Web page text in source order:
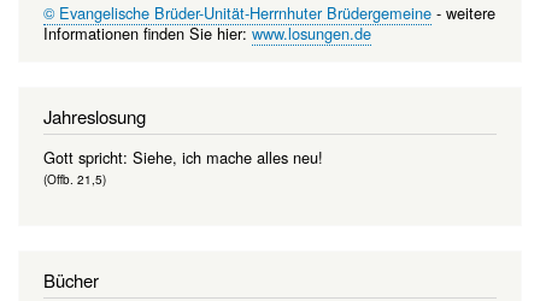
© Evangelische Brüder-Unität-Herrnhuter Brüdergemeine - weitere
Informationen finden Sie hier: www.losungen.de
Jahreslosung
Gott spricht: Siehe, ich mache alles neu!
(Offb. 21,5)
Bücher